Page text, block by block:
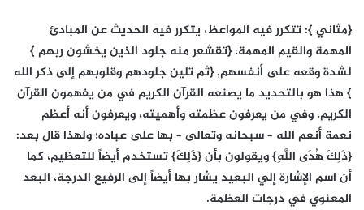
{مثاني }: تتكرر فيه المواعظ، يتكرر فيه الحديث عن المبادئ
المهمة والقيم المهمة، {تقشعر منه جلود الذين يخشون ربهم }
لشدة وقعه على أنفسهم, {ثم تلين جلودهم وقلوبهم إلى ذكر الله
} هذا هو بالتحديد ما يصنعه القرآن الكريم في من يفهمون القرآن
الكريم، وفي من يعرفون عظمته وأهميته، ويعرفون أنه أعظم
نعمة أنعم الله – سبحانه وتعالى – بها على عباده؛ ولهذا قال بعد:
{ذَلِكَ هُدَى اللَّهِ} ويقولون بأن {ذَلِكَ} تستخدم أيضاً للتعظيم، كما
أن اسم الإشارة إلي البعيد يشار بها أيضاً إلى الرفيع الدرجة، البعد
المعنوي في درجات العظمة.